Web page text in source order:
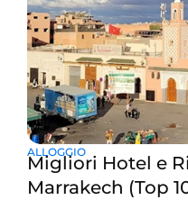
ALLOGGIO
Migliori Hotel e
Marrakech (Top